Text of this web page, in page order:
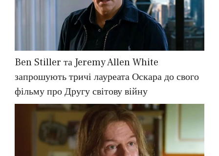
Ben Stiller та Jeremy Allen White
запрошують тричі лауреата Оскара до свого
фільму про Другу світову війну